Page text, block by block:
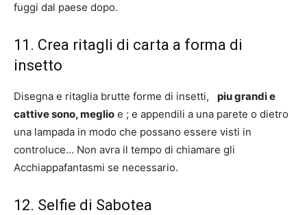
fuggi dal paese dopo.
11. Crea ritagli di carta a forma di
insetto
Disegna e ritaglia brutte forme di insetti, piu grandi e
cattive sono, meglio e ; e appendili a una parete o dietro
una lampada in modo che possano essere visti in
controluce… Non avra il tempo di chiamare gli
Acchiappafantasmi se necessario.
12. Selfie di Sabotea